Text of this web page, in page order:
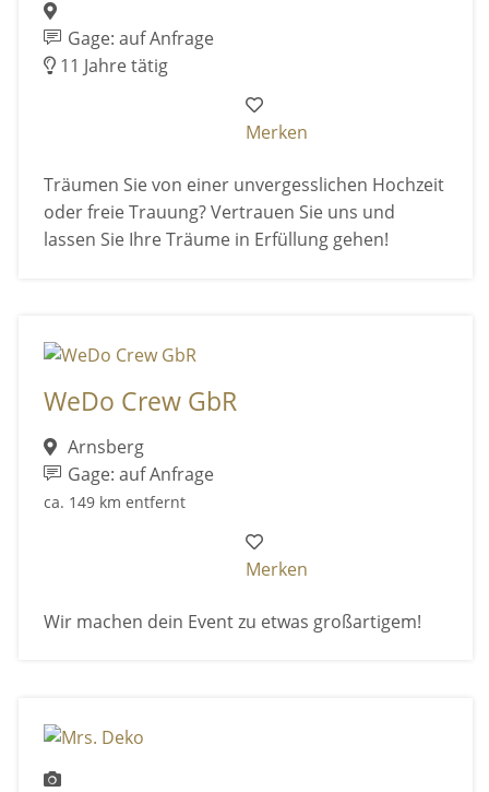
Gage: auf Anfrage
11 Jahre tätig
Merken
Träumen Sie von einer unvergesslichen Hochzeit
oder freie Trauung? Vertrauen Sie uns und
lassen Sie Ihre Träume in Erfüllung gehen!
WeDo Crew GbR
Arnsberg
Gage: auf Anfrage
ca. 149 km entfernt
Merken
Wir machen dein Event zu etwas großartigem!